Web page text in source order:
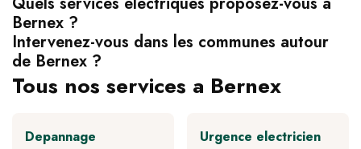
Bernex ?
Intervenez-vous dans les communes autour
de Bernex ?
Tous nos services a Bernex
Depannage
Urgence electricien